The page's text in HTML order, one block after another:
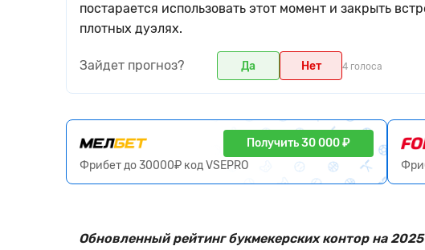
постарается использовать этот момент и закрыть
плотных дуэлях.
Зайдет прогноз? Да Нет 4 голоса
Получить 30 000 ₽
Фрибет до 30000₽ код VSEPRO
Обновленный рейтинг букмекерских контор на